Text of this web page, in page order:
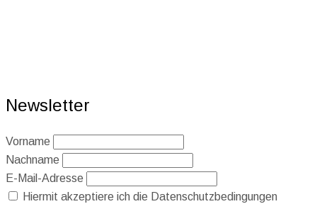
Newsletter
Vorname
Nachname
E-Mail-Adresse
Hiermit akzeptiere ich die Datenschutzbedingungen